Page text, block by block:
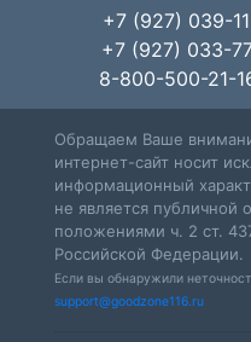
+7 (927) 039-
+7 (927) 033-
8-800-500-21-
Обращаем Ваше
интернет-сайт носит
информационный
не является публичной
положениями ч. 2 ст.
Российской Федерации.
Если вы обнаружили
support@goodzone116.ru